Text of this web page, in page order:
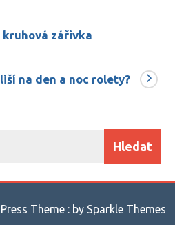
kruhová zářivka
na den a noc rolety?
Theme : by Sparkle Themes